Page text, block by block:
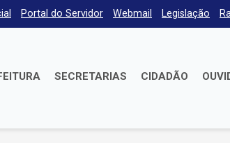
Portal do Servidor Webmail Legislação
SECRETARIAS CIDADÃO